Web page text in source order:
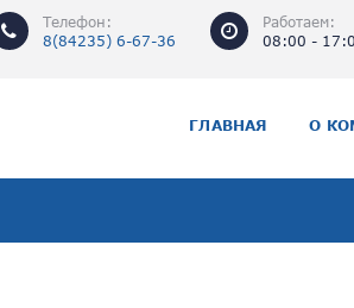
Телефон:
8(84235) 6-67-36
Работаем:
08:00 -
ОСНОВНАЯ
ГЛАВНАЯ О